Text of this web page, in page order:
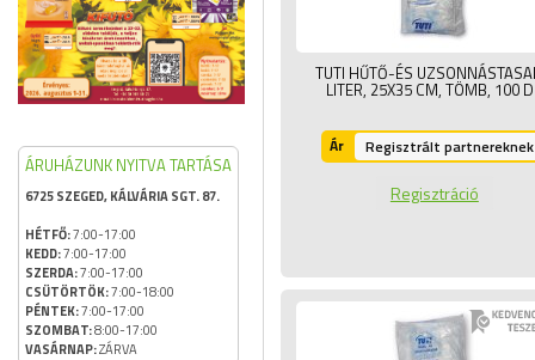
ÁRUHÁZUNK NYITVA TARTÁSA
6725 SZEGED, KÁLVÁRIA SGT. 87.
HÉTFŐ:7:00-17:00
KEDD:7:00-17:00
SZERDA:7:00-17:00
CSÜTÖRTÖK:7:00-18:00
PÉNTEK:7:00-17:00
SZOMBAT:8:00-17:00
VASÁRNAP:ZÁRVA
TUTI HŰTŐ-ÉS
LITER, 25X35 CM, TÖMB, 100
Ár Regisztrált partnereknek
Regisztráció